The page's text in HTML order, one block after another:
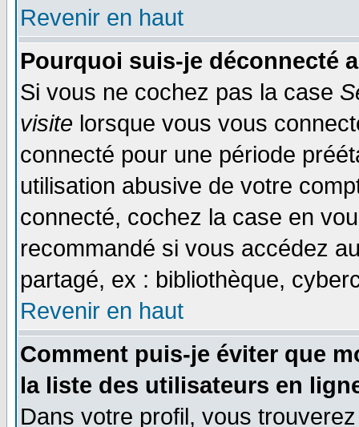
Revenir en haut
Pourquoi suis-je déconnecté
Si vous ne cochez pas la case
visite lorsque vous vous
connecté pour une période
utilisation abusive de votre
connecté, cochez la case en
recommandé si vous accédez
partagé, ex : bibliothèque,
Revenir en haut
Comment puis-je éviter que
la liste des utilisateurs en
Dans votre profil, vous